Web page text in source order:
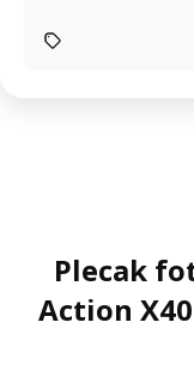
Plecak
Action